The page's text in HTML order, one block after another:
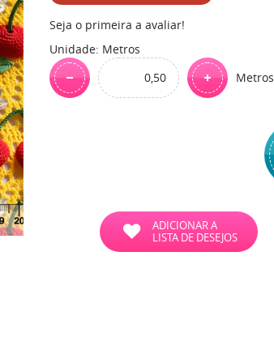
Seja o primeira a avaliar!
Unidade: Metros
Metros
ADICIONAR A
LISTA DE DESEJOS